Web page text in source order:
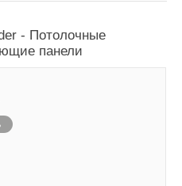
- Потолочные
панели